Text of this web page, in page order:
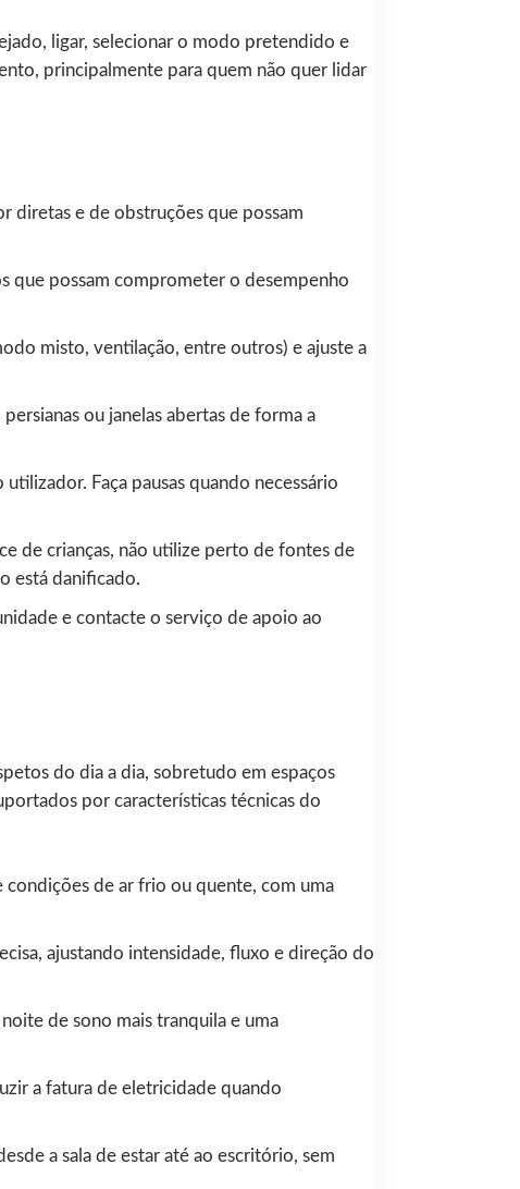
ligar, selecionar o modo pretendido e
principalmente para quem não quer lidar
diretas e de obstruções que possam
que possam comprometer o desempenho
misto, ventilação, entre outros) e ajuste a
ou janelas abertas de forma a
Faça pausas quando necessário
de crianças, não utilize perto de fontes de
está danificado.
e contacte o serviço de apoio ao
do dia a dia, sobretudo em espaços
por características técnicas do
condições de ar frio ou quente, com uma
ajustando intensidade, fluxo e direção do
de sono mais tranquila e uma
a fatura de eletricidade quando
a sala de estar até ao escritório, sem